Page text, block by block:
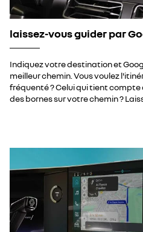
laissez-vous guider par
Indiquez votre destination et
meilleur chemin. Vous voulez
fréquenté ? Celui qui tient
des bornes sur votre chemin ?